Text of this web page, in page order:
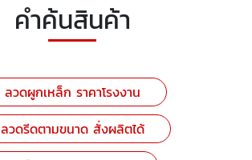
คำค้นสินค้า
ลวดผูกเหล็ก ราคาโรงงาน
ลวดรีดตามขนาด สั่งผลิตได้